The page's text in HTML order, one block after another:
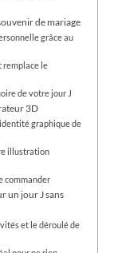
de mariage
grâce au
remplace le
de votre jour J
3D
graphique de
illustration
commander
un jour J sans
et le déroulé de